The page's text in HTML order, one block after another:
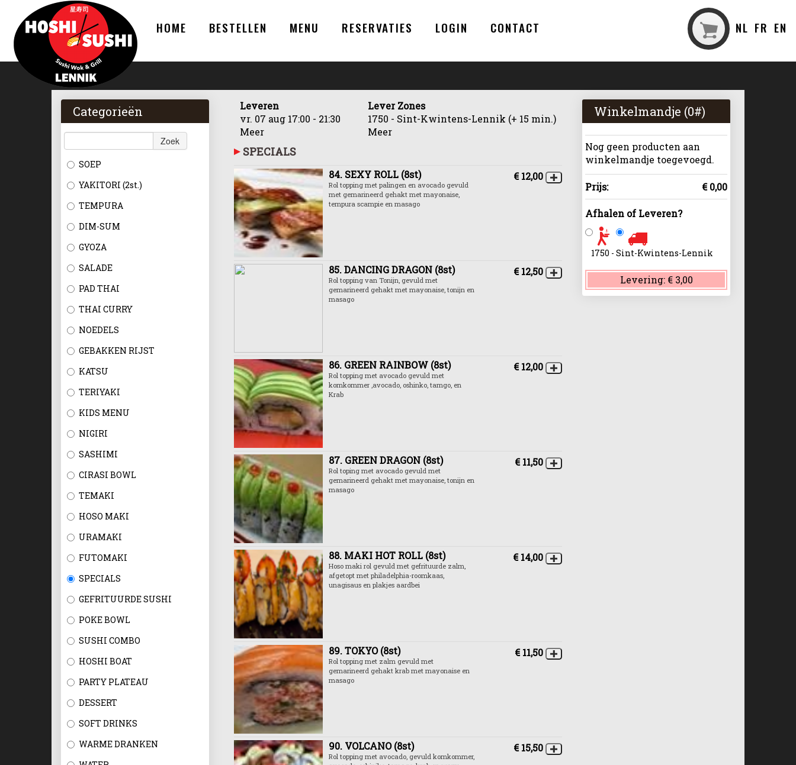
HOME BESTELLEN MENU RESERVATIES LOGIN CONTACT NL FR EN
Categorieën
Zoek
SOEP
YAKITORI (2st.)
TEMPURA
DIM-SUM
GYOZA
SALADE
PAD THAI
THAI CURRY
NOEDELS
GEBAKKEN RIJST
KATSU
TERIYAKI
KIDS MENU
NIGIRI
SASHIMI
CIRASI BOWL
TEMAKI
HOSO MAKI
URAMAKI
FUTOMAKI
SPECIALS
GEFRITUURDE SUSHI
POKE BOWL
SUSHI COMBO
HOSHI BOAT
PARTY PLATEAU
DESSERT
SOFT DRINKS
WARME DRANKEN
Leveren
vr. 07 aug 17:00 - 21:30
Meer
Lever Zones
1750 - Sint-Kwintens-Lennik (+ 15 min.)
Meer
SPECIALS
84. SEXY ROLL (8st)
Rol topping met palingen en avocado gevuld
met gemarineerd gehakt met mayonaise,
tempura scampie en masago
€ 12,00
85. DANCING DRAGON (8st)
Rol topping van Tonijn, gevuld met
gemarineerd gehakt met mayonaise, tonijn en
masago
€ 12,50
86. GREEN RAINBOW (8st)
Rol topping met avocado gevuld met
komkommer ,avocado, oshinko, tamgo, en
Krab
€ 12,00
87. GREEN DRAGON (8st)
Rol toping met avocado gevuld met
gemarineerd gehakt met mayonaise, tonijn en
masago
€ 11,50
88. MAKI HOT ROLL (8st)
Hoso maki rol gevuld met gefrituurde zalm,
afgetopt met philadelphia-roomkaas,
unagisaus en plakjes aardbei
€ 14,00
89. TOKYO (8st)
Rol topping met zalm gevuld met
gemarineerd gehakt krab met mayonaise en
masago
€ 11,50
90. VOLCANO (8st)
Rol topping met avocado, gevuld komkommer,
€ 15,50
Winkelmandje (0#)
Nog geen producten aan
winkelmandje toegevoegd.
Prijs: € 0,00
Afhalen of Leveren?
1750 - Sint-Kwintens-Lennik
Levering: € 3,00